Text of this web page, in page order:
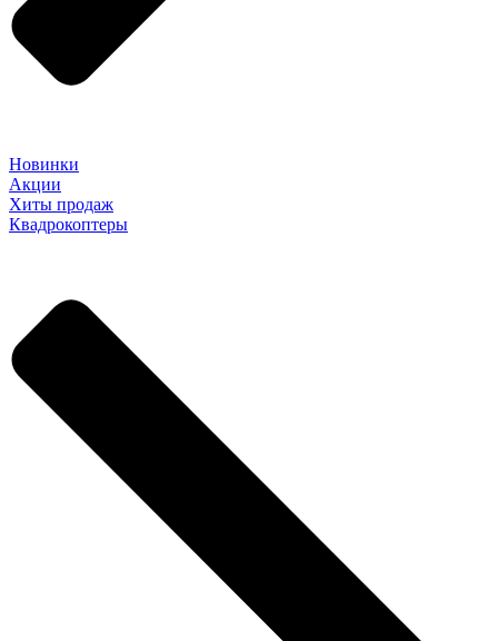
Новинки
Акции
Хиты продаж
Квадрокоптеры